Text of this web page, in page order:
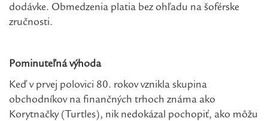
dodávke. Obmedzenia platia bez ohľadu na šoférske
zručnosti.
Pominuteľná výhoda
Keď v prvej polovici 80. rokov vznikla skupina
obchodníkov na finančných trhoch známa ako
Korytnačky (Turtles), nik nedokázal pochopiť, ako môžu